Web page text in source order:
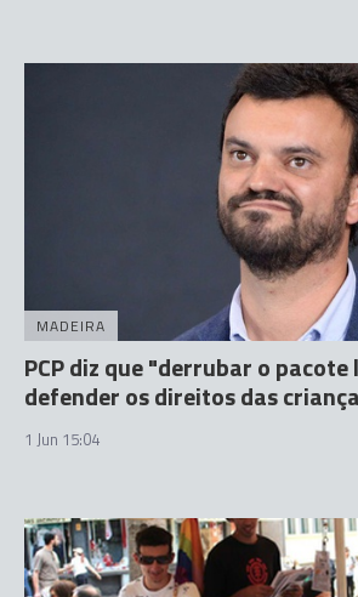
MADEIRA
PCP diz que "derrubar o
defender os direitos das
1 Jun 15:04